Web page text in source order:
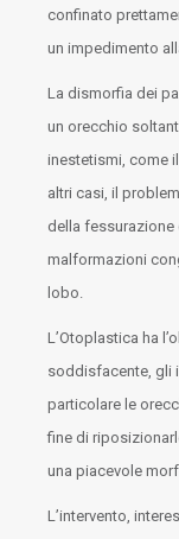
confinato
un impedimento
La dismorfia dei
un orecchio
inestetismi, come
altri casi, il
della
malformazioni
lobo.
L’Otoplastica ha
soddisfacente, gli
particolare le
fine di
una piacevole
L’intervento,